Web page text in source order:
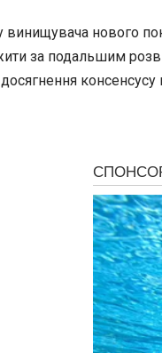
винищувача нового
за подальшим